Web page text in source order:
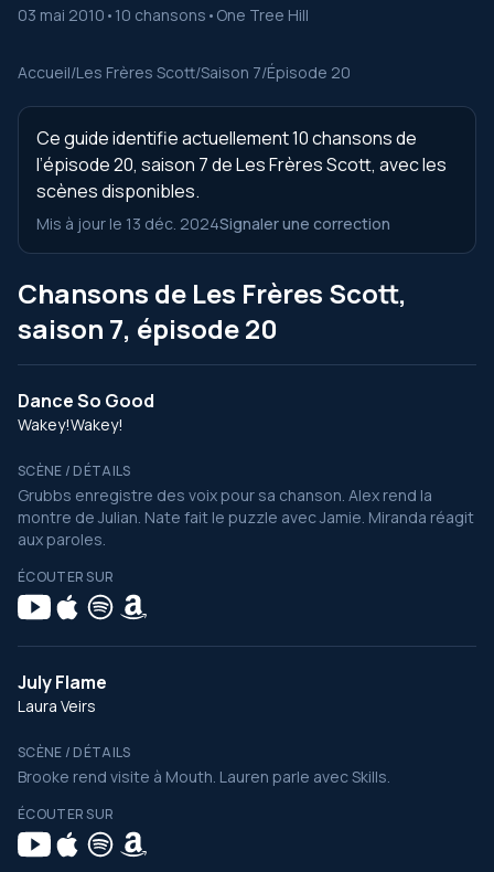
03 mai 2010 • 10 chansons • One Tree Hill
Accueil/Les Frères Scott/Saison 7/Épisode 20
Ce guide identifie actuellement 10 chansons de
l’épisode 20, saison 7 de Les Frères Scott, avec les
scènes disponibles.
Mis à jour le 13 déc. 2024Signaler une correction
Chansons de Les Frères Scott,
saison 7, épisode 20
Dance So Good
Wakey!Wakey!
SCÈNE / DÉTAILS
Grubbs enregistre des voix pour sa chanson. Alex rend la
montre de Julian. Nate fait le puzzle avec Jamie. Miranda réagit
aux paroles.
ÉCOUTER SUR
July Flame
Laura Veirs
SCÈNE / DÉTAILS
Brooke rend visite à Mouth. Lauren parle avec Skills.
ÉCOUTER SUR